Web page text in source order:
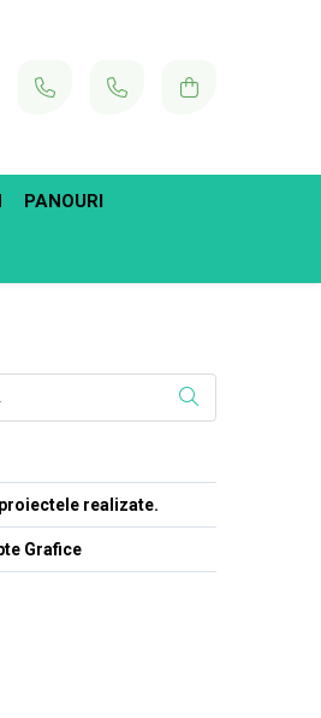
PANOURI
realizate.
Grafice